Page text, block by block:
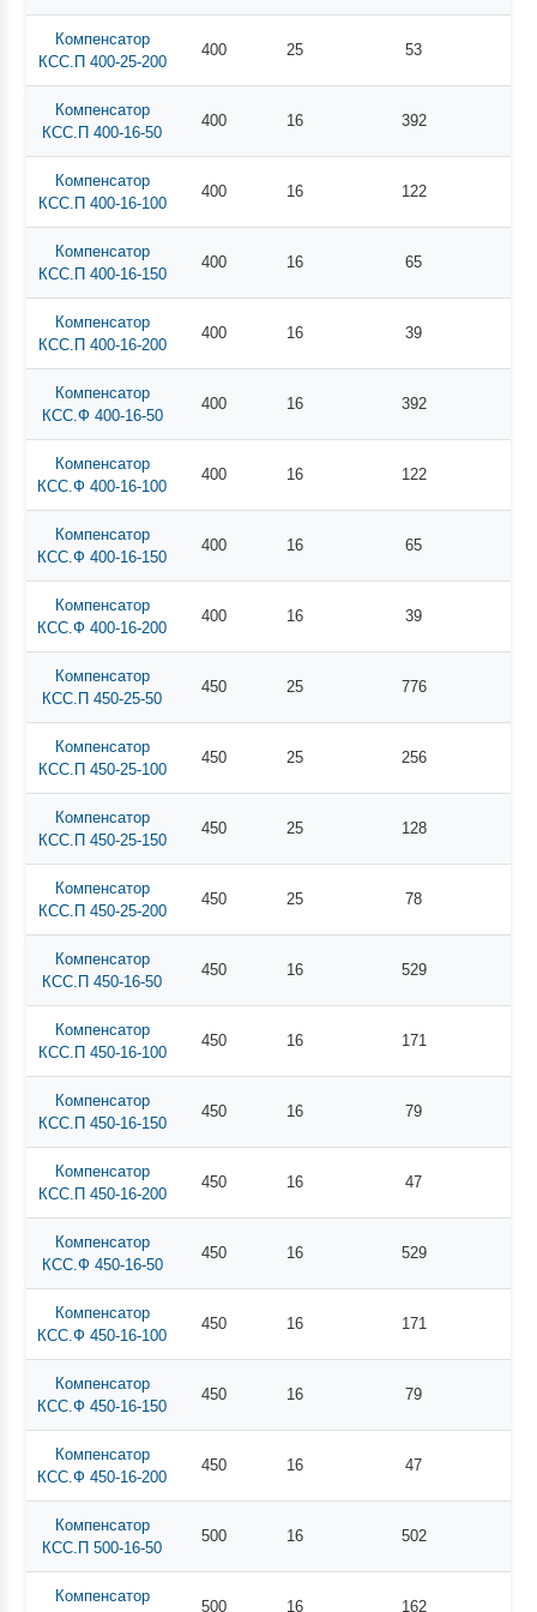
Компенсатор
КСС.П 400-25-200
400 25 53
Компенсатор
КСС.П 400-16-50
400 16 392
Компенсатор
КСС.П 400-16-100
400 16 122
Компенсатор
КСС.П 400-16-150
400 16 65
Компенсатор
КСС.П 400-16-200
400 16 39
Компенсатор
КСС.Ф 400-16-50
400 16 392
Компенсатор
КСС.Ф 400-16-100
400 16 122
Компенсатор
КСС.Ф 400-16-150
400 16 65
Компенсатор
КСС.Ф 400-16-200
400 16 39
Компенсатор
КСС.П 450-25-50
450 25 776
Компенсатор
КСС.П 450-25-100
450 25 256
Компенсатор
КСС.П 450-25-150
450 25 128
Компенсатор
КСС.П 450-25-200
450 25 78
Компенсатор
КСС.П 450-16-50
450 16 529
Компенсатор
КСС.П 450-16-100
450 16 171
Компенсатор
КСС.П 450-16-150
450 16 79
Компенсатор
КСС.П 450-16-200
450 16 47
Компенсатор
КСС.Ф 450-16-50
450 16 529
Компенсатор
КСС.Ф 450-16-100
450 16 171
Компенсатор
КСС.Ф 450-16-150
450 16 79
Компенсатор
КСС.Ф 450-16-200
450 16 47
Компенсатор
КСС.П 500-16-50
500 16 502
Компенсатор
500 16 162